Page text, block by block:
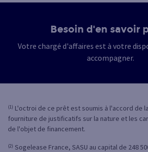
Besoin d'en savoir
Votre chargé d'affaires est à votre
accompagner.
(1) L'octroi de ce prêt est soumis à l'accord de
fourniture de justificatifs sur la nature et les
de l'objet de financement.
(2) Sogelease France, SASU au capital de 248